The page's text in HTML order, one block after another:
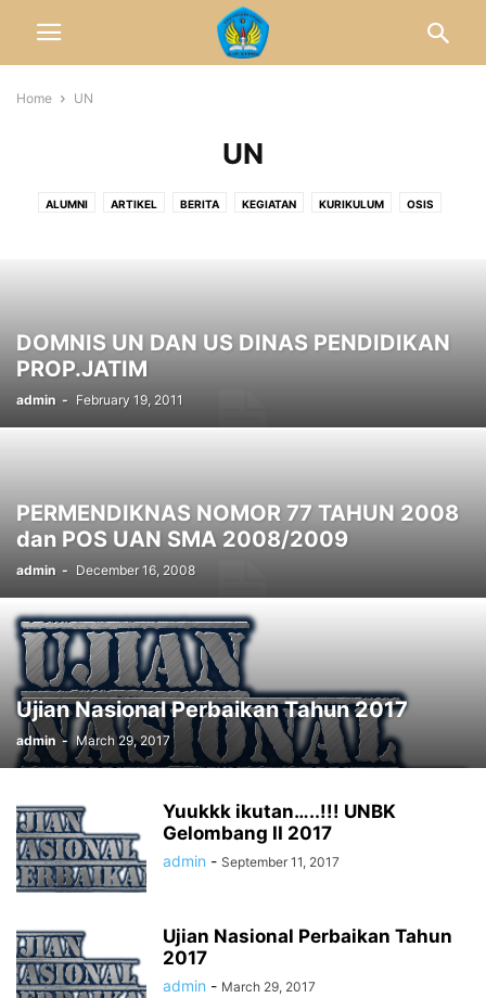
Home UN
UN
ALUMNI ARTIKEL BERITA KEGIATAN KURIKULUM OSIS
DOMNIS UN DAN US DINAS PENDIDIKAN
PROP.JATIM
admin - February 19, 2011
PERMENDIKNAS NOMOR 77 TAHUN 2008
dan POS UAN SMA 2008/2009
admin - December 16, 2008
Ujian Nasional Perbaikan Tahun 2017
admin - March 29, 2017
Yuukkk ikutan…..!!! UNBK
Gelombang II 2017
admin - September 11, 2017
Ujian Nasional Perbaikan Tahun
2017
admin - March 29, 2017